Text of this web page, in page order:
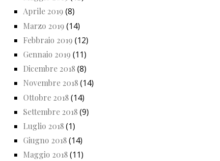
Aprile 2019 (8)
Marzo 2019 (14)
Febbraio 2019 (12)
Gennaio 2019 (11)
Dicembre 2018(8)
Novembre 2018(14)
Ottobre 2018(14)
Settembre 2018(9)
Luglio 2018(1)
Giugno 2018(14)
Maggio 2018(11)